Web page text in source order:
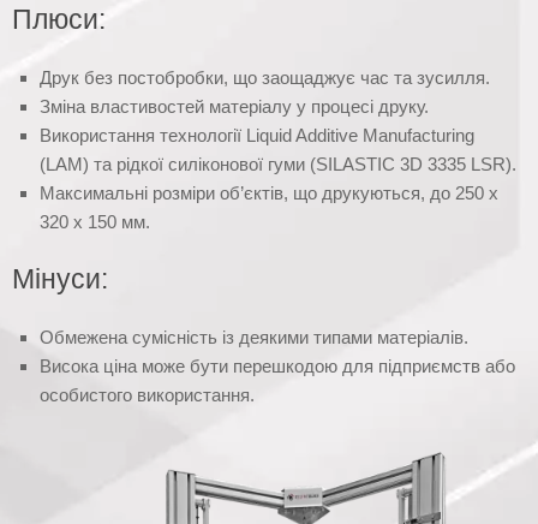
Плюси:
Друк без постобробки, що заощаджує час та зусилля.
Зміна властивостей матеріалу у процесі друку.
Використання технології Liquid Additive Manufacturing
(LAM) та рідкої силіконової гуми (SILASTIC 3D 3335 LSR).
Максимальні розміри об’єктів, що друкуються, до 250 х
320 х 150 мм.
Мінуси:
Обмежена сумісність із деякими типами матеріалів.
Висока ціна може бути перешкодою для підприємств або
особистого використання.